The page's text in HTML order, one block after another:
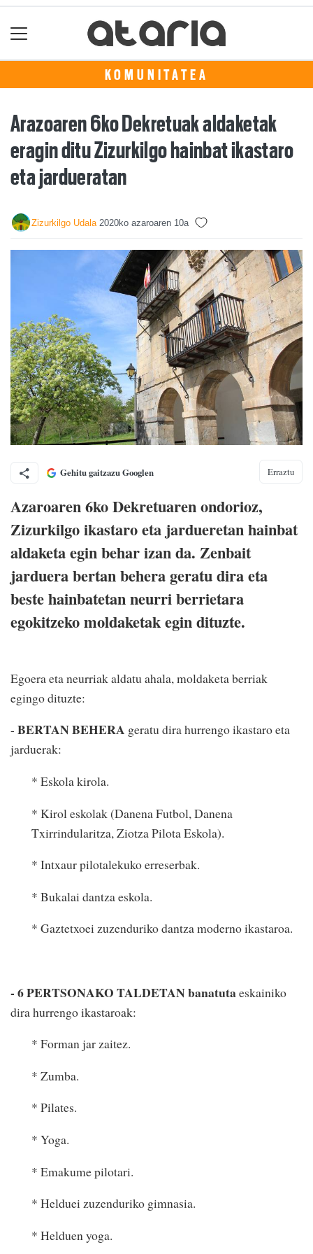
KOMUNITATEA
Arazoaren 6ko Dekretuak aldaketak
eragin ditu Zizurkilgo hainbat ikastaro
eta jardueratan
Zizurkilgo Udala 2020ko azaroaren 10a
Gehitu gaitzazu Googlen Erraztu
Azaroaren 6ko Dekretuaren ondorioz,
Zizurkilgo ikastaro eta jardueretan hainbat
aldaketa egin behar izan da. Zenbait
jarduera bertan behera geratu dira eta
beste hainbatetan neurri berrietara
egokitzeko moldaketak egin dituzte.
Egoera eta neurriak aldatu ahala, moldaketa berriak
egingo dituzte:
- BERTAN BEHERA geratu dira hurrengo ikastaro eta
jarduerak:
* Eskola kirola.
* Kirol eskolak (Danena Futbol, Danena
Txirrindularitza, Ziotza Pilota Eskola).
* Intxaur pilotalekuko erreserbak.
* Bukalai dantza eskola.
* Gaztetxoei zuzenduriko dantza moderno ikastaroa.
- 6 PERTSONAKO TALDETAN banatutaeskainiko
dira hurrengo ikastaroak:
* Forman jar zaitez.
* Zumba.
* Pilates.
* Yoga.
* Emakume pilotari.
* Helduei zuzenduriko gimnasia.
* Helduen yoga.